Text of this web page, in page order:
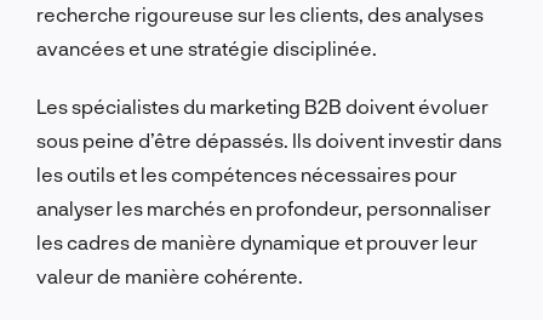
recherche rigoureuse sur les clients, des analyses
avancées et une stratégie disciplinée.
Les spécialistes du marketing B2B doivent évoluer
sous peine d’être dépassés. Ils doivent investir dans
les outils et les compétences nécessaires pour
analyser les marchés en profondeur, personnaliser
les cadres de manière dynamique et prouver leur
valeur de manière cohérente.